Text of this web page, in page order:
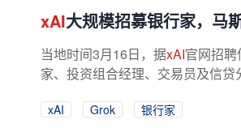
xAI大规模招募银行家，马
当地时间3月16日，据xAI官网招
家、投资组合经理、交易员及信
xAI Grok
银行家